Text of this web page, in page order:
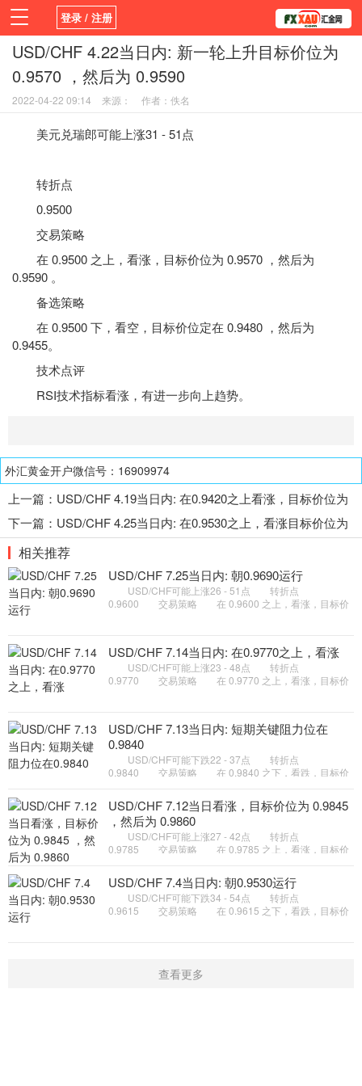
登录 / 注册
首页 新闻 观点 货币
学院
平台
指标EA 书籍
USD/CHF 4.22当日内: 新一轮上升目标价位为
0.9570 ，然后为 0.9590
2022-04-22 09:14 来源： 作者：佚名
美元兑瑞郎可能上涨31 - 51点
转折点
0.9500
交易策略
在 0.9500 之上，看涨，目标价位为 0.9570 ，然后为
0.9590 。
备选策略
在 0.9500 下，看空，目标价位定在 0.9480 ，然后为
0.9455。
技术点评
RSI技术指标看涨，有进一步向上趋势。
外汇黄金开户微信号：16909974
上一篇： USD/CHF 4.19当日内: 在0.9420之上看涨，目标价位为
0.9485
下一篇： USD/CHF 4.25当日内: 在0.9530之上，看涨目标价位为
0.9605
相关推荐
USD/CHF 7.25当日内: 朝0.9690运行
USD/CHF可能上涨26 - 51点 转折点
0.9600 交易策略 在 0.9600 之上，看涨，目标价
USD/CHF 7.14当日内: 在0.9770之上，看涨
USD/CHF可能上涨23 - 48点 转折点
0.9770 交易策略 在 0.9770 之上，看涨，目标价
USD/CHF 7.13当日内: 短期关键阻力位在
0.9840
USD/CHF可能下跌22 - 37点 转折点
0.9840 交易策略 在 0.9840 之下，看跌，目标价
0.9840 上，看涨，目标价位定在
USD/CHF 7.12当日看涨，目标价位为 0.9845
，然后为 0.9860
USD/CHF可能上涨27 - 42点 转折点
0.9785 交易策略 在 0.9785 之上，看涨，目标价
0.9785 下，看空，目标价位定在
USD/CHF 7.4当日内: 朝0.9530运行
USD/CHF可能下跌34 - 54点 转折点
0.9615 交易策略 在 0.9615 之下，看跌，目标价
查看更多